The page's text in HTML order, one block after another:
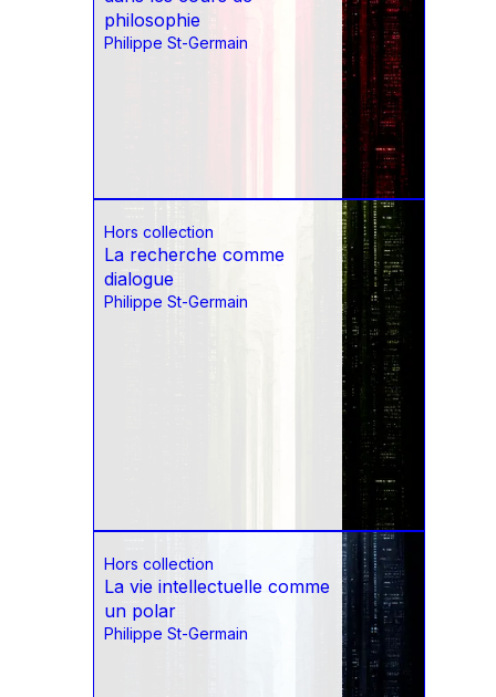
philosophie
Philippe St-Germain
Hors collection
La recherche comme
dialogue
Philippe St-Germain
Hors collection
La vie intellectuelle comme
un polar
Philippe St-Germain